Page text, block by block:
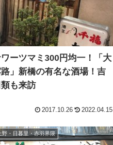
ーツマミ300円均一！「大
」新橋の有名な酒場！吉
類も来訪
2017.10.26 2022.04.15
野・日暮里・赤羽界隈